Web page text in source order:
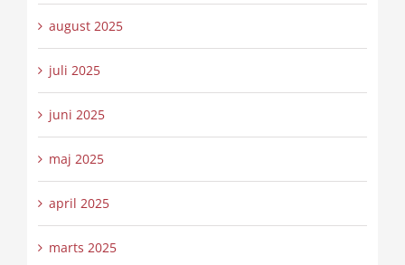
august 2025
juli 2025
juni 2025
maj 2025
april 2025
marts 2025